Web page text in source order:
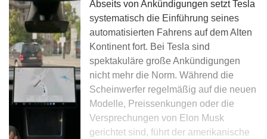
Abseits von Ankündigungen setzt Tesla
systematisch die Einführung seines
automatisierten Fahrens auf dem Alten
Kontinent fort. Bei Tesla sind
spektakuläre große Ankündigungen
nicht mehr die Norm. Während die
Scheinwerfer regelmäßig auf die neuen
Modelle, Preissenkungen oder die
Versprechungen von Elon Musk
gerichtet sind, führt der amerikanische